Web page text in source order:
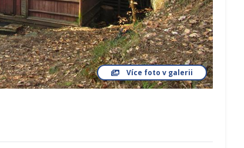
Více foto v galerii